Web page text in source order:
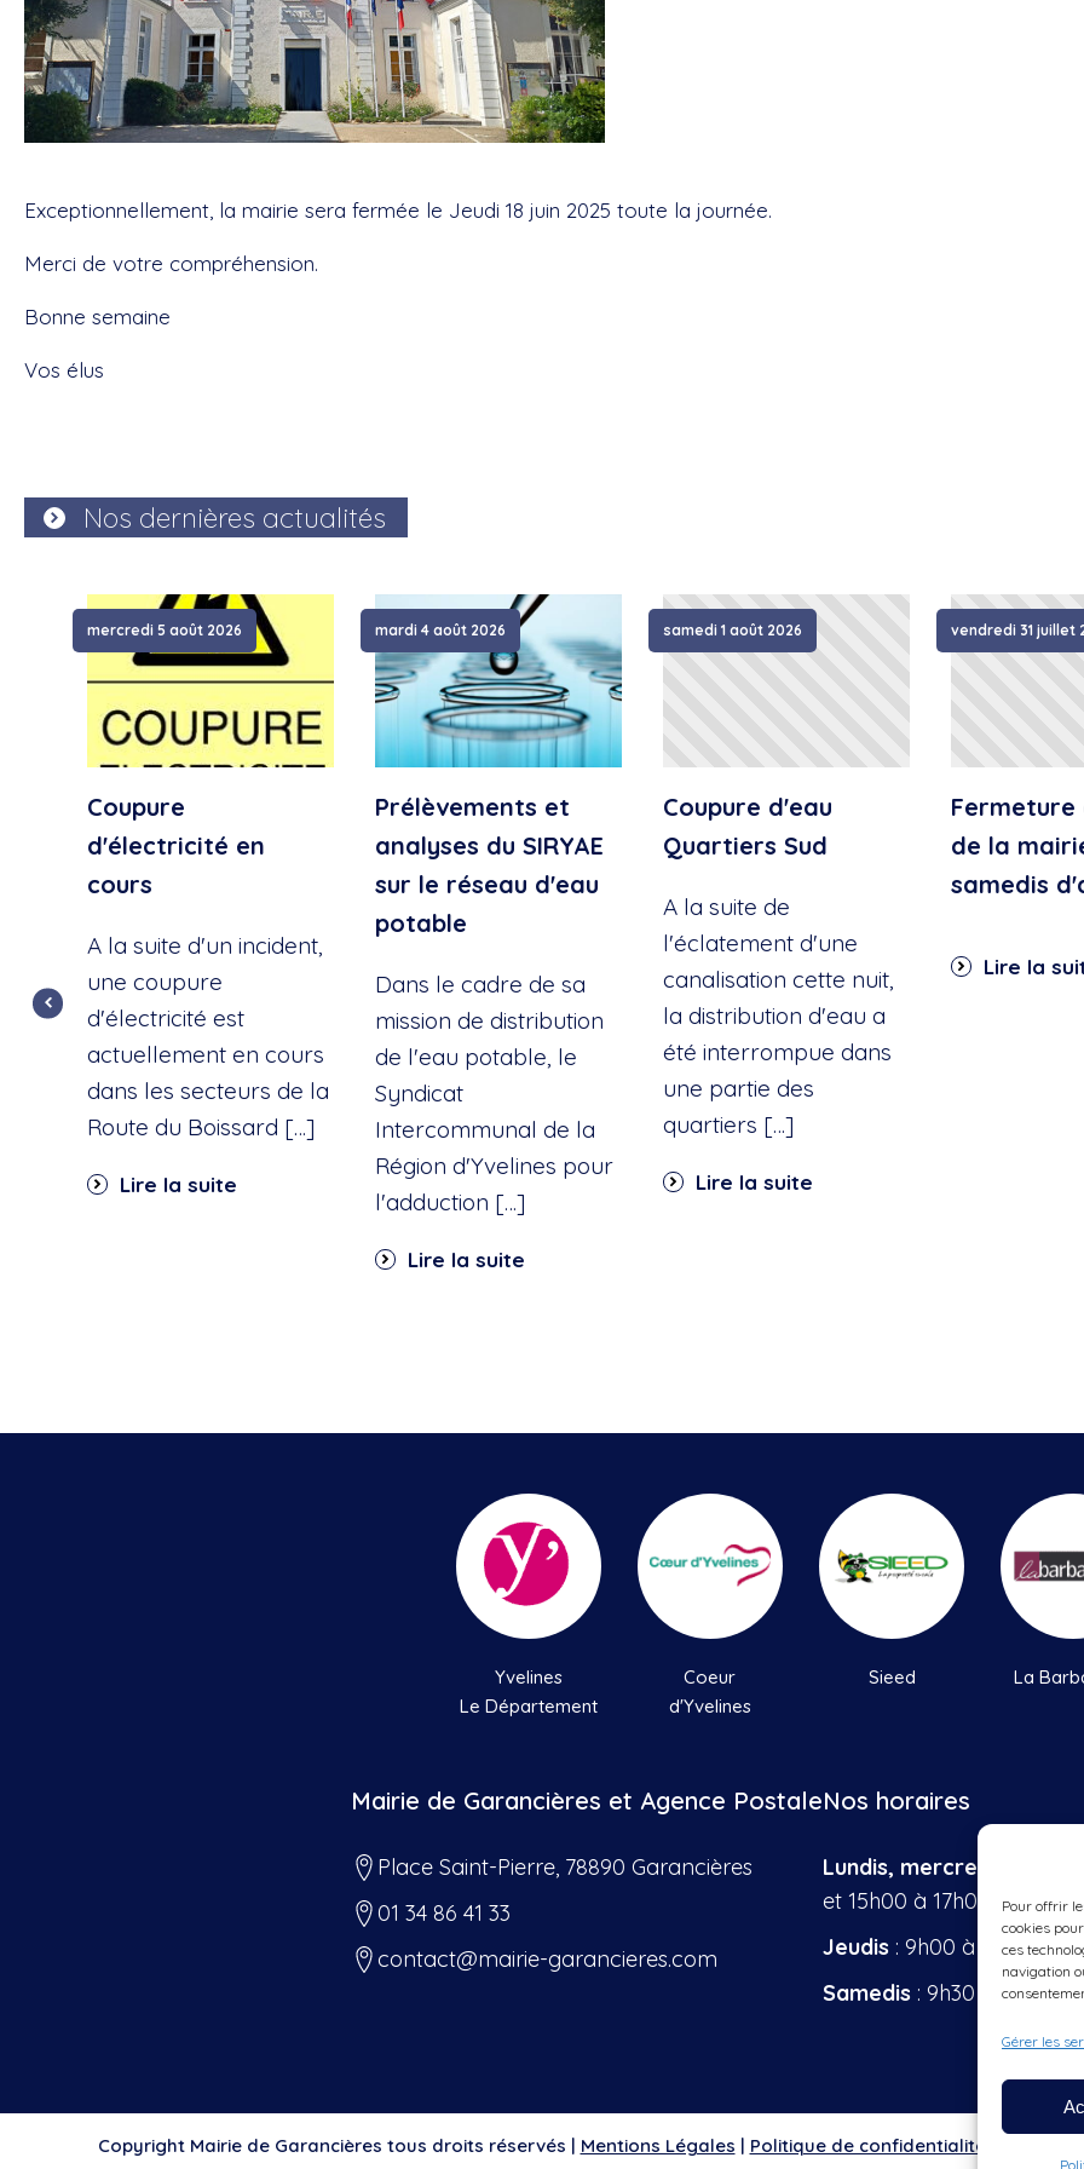
Pour offrir
cookies
ces
navigation
Gérer les
Exceptionnellement, la mairie sera fermée le Jeudi 18 juin 2025 toute la journée.
Merci de votre compréhension.
Bonne semaine
Vos élus
Nos dernières actualités
mercredi 5 août 2026
Coupure
d'électricité en
cours
A la suite d'un incident,
une coupure
d'électricité est
actuellement en cours
dans les secteurs de la
Route du Boissard […]
Lire la suite
mardi 4 août 2026
Prélèvements et
analyses du SIRYAE
sur le réseau d'eau
potable
Dans le cadre de sa
mission de distribution
de l'eau potable, le
Syndicat
Intercommunal de la
Région d'Yvelines pour
l'adduction […]
Lire la suite
samedi 1 août 2026
Coupure d'eau
Quartiers Sud
A la suite de
l'éclatement d'une
canalisation cette nuit,
la distribution d'eau a
été interrompue dans
une partie des
quartiers […]
Lire la suite
vendredi 31 juillet
Fermeture
de la
samedis
Lire la
Yvelines
Le Département
Coeur
d'Yvelines
Sieed La
Mairie de Garancières et Agence Postale
Place Saint-Pierre, 78890 Garancières
01 34 86 41 33
contact@mairie-garancieres.com
Nos horaires
Lundis, mercredis,
et 15h00 à 17h00
Jeudis : 9h00 à 12h00
Samedis : 9h30 à 12h00
Copyright Mairie de Garancières tous droits réservés | Mentions Légales | Politique de confidentialité & cookie